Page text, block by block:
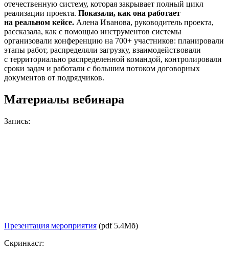
отечественную систему, которая закрывает полный цикл
реализации проекта. Показали, как она работает
на реальном кейсе. Алена Иванова, руководитель проекта,
рассказала, как с помощью инструментов системы
организовали конференцию на 700+ участников: планировали
этапы работ, распределяли загрузку, взаимодействовали
с территориально распределенной командой, контролировали
сроки задач и работали с большим потоком договорных
документов от подрядчиков.
Материалы вебинара
Запись:
Презентация мероприятия (pdf 5.4Мб)
Скринкаст: